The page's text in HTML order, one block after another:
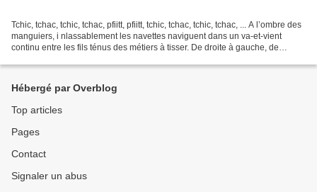
Tchic, tchac, tchic, tchac, pfiitt, pfiitt, tchic, tchac, tchic, tchac, ... A l’ombre des
manguiers, i nlassablement les navettes naviguent dans un va-et-vient
continu entre les fils ténus des métiers à tisser. De droite à gauche, de
Hébergé par Overblog
Top articles
Pages
Contact
Signaler un abus